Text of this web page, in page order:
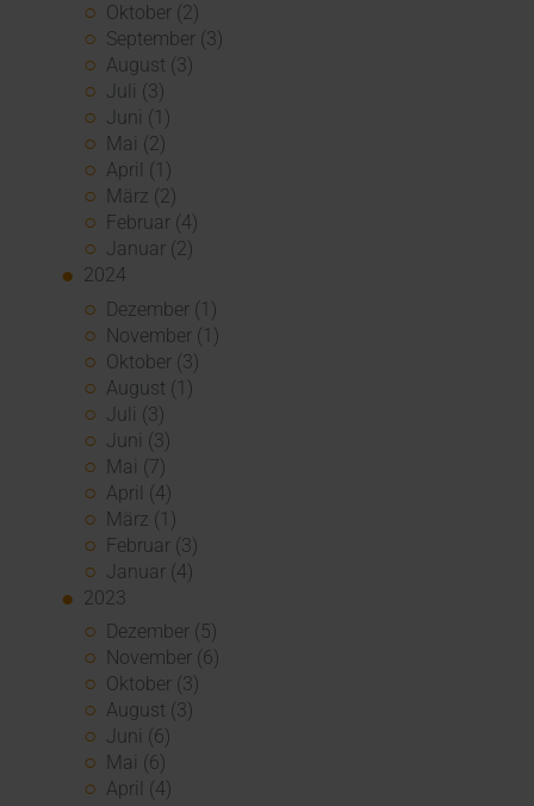
Oktober (2)
September (3)
August (3)
Juli (3)
Juni (1)
Mai (2)
April (1)
März (2)
Februar (4)
Januar (2)
2024
Dezember (1)
November (1)
Oktober (3)
August (1)
Juli (3)
Juni (3)
Mai (7)
April (4)
März (1)
Februar (3)
Januar (4)
2023
Dezember (5)
November (6)
Oktober (3)
August (3)
Juni (6)
Mai (6)
April (4)